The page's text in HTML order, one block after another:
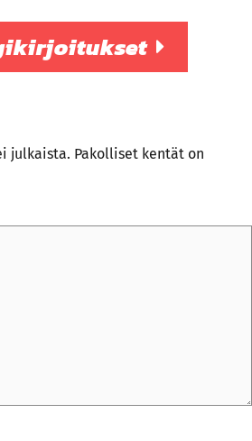
julkaista. Pakolliset kentät on